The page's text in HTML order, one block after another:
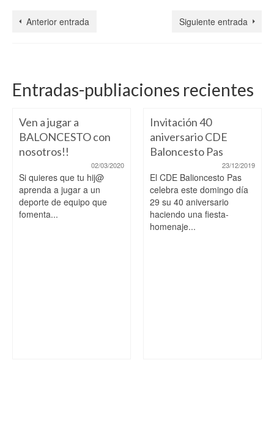
Anterior entrada Siguiente entrada
Entradas-publiaciones recientes
Ven a jugar a
BALONCESTO con
nosotros!!
02/03/2020
Si quieres que tu hij@
aprenda a jugar a un
deporte de equipo que
fomenta...
Invitación 40
aniversario CDE
Baloncesto Pas
23/12/2019
El CDE Balioncesto Pas
celebra este domingo día
29 su 40 aniversario
haciendo una fiesta-
homenaje...